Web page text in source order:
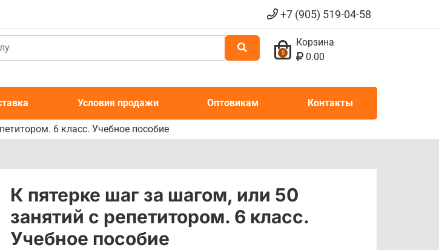
+7 (905) 519-04-58
0
Корзина
0.00
Условия продажи Оптовикам Контакты
6 класс. Учебное пособие
К пятерке шаг за шагом, или 50
занятий с репетитором. 6 класс.
Учебное пособие